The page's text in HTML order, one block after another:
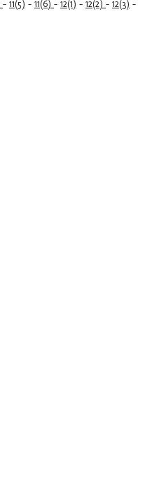
- 11(5) - 11(6) - 12(1) - 12(2) - 12(3) -